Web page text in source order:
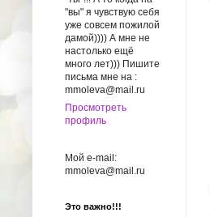
"вы" я чувствую себя
уже совсем пожилой
дамой)))) А мне не
настолько ещё
много лет))) Пишите
письма мне на :
mmoleva@mail.ru
Просмотреть
профиль
Мой e-mail:
mmoleva@mail.ru
Это важно!!!